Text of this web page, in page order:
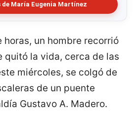
de María Eugenia Martínez
horas, un hombre recorrió
quitó la vida, cerca de las
miércoles, se colgó de
de un puente
Gustavo A. Madero.